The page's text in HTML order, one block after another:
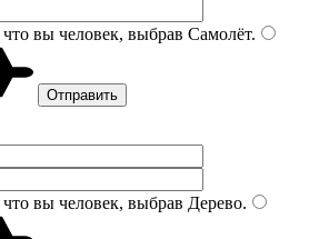
вы человек, выбрав Самолёт.
вы человек, выбрав Дерево.